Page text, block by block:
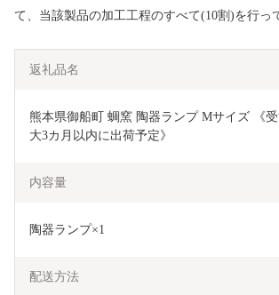
て、当該製品の加工工程のすべて(10割)を行っ
返礼品名
熊本県御船町 蜩窯 陶器ランプ Mサイズ 《
大3カ月以内に出荷予定》
内容量
陶器ランプ×1
配送方法